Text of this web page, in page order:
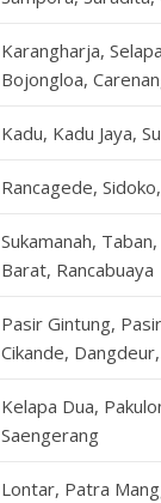
Karangharja,
Bojongloa,
Kadu, Kadu Jaya,
Rancagede,
Sukamanah,
Barat, Rancabuaya
Pasir Gintung,
Cikande,
Kelapa Dua,
Saengerang
Lontar, Patra